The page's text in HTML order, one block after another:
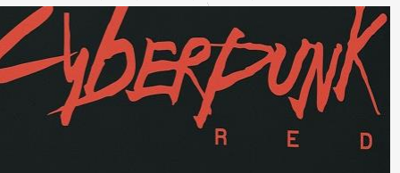
Nouvelle édition de Cyberpunk le jeu de rôle